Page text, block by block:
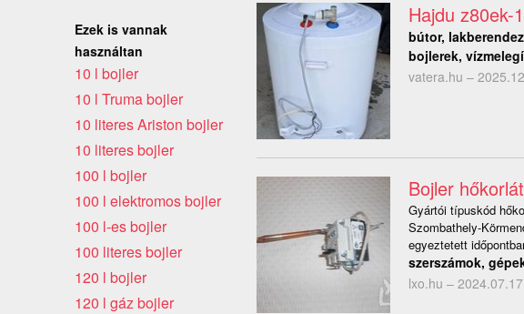
Hajdu z80ek-
bútor,
bojlerek,
vatera.hu –
Bojler
Gyártói típuskód
Szombathely-
egyeztetett
szerszámok,
lxo.hu –
Ezek is vannak
használtan
10 l bojler
10 l Truma bojler
10 literes Ariston bojler
10 literes bojler
100 l bojler
100 l elektromos bojler
100 l-es bojler
100 literes bojler
120 l bojler
120 l gáz bojler